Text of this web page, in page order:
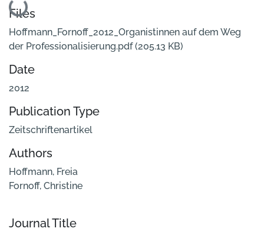
Loading...
Files
Hoffmann_Fornoff_2012_Organistinnen auf dem Weg
der Professionalisierung.pdf(205.13 KB)
Date
2012
Publication Type
Zeitschriftenartikel
Authors
Hoffmann, Freia
Fornoff, Christine
Journal Title